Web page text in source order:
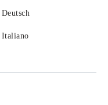
Deutsch
Italiano